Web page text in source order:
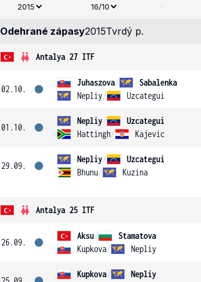
2015 16/10 -
Odehrané zápasy2015Tvrdý p.
Antalya 27 ITF
02.10.
Juhaszova/
Sabalenka
Nepliy/ Uzcategui
01.10.
Nepliy/
Uzcategui
Hattingh/ Kajevic
29.09.
Nepliy/
Uzcategui
Bhunu/ Kuzina
Antalya 25 ITF
26.09.
Aksu/
Stamatova
Kupkova/ Nepliy
Kupkova/
Nepliy